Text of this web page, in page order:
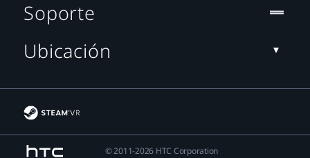
Soporte
Ubicación
© 2011-2026 HTC Corporation